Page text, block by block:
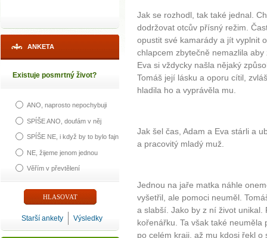
ANKETA
Existuje posmrtný život?
ANO, naprosto nepochybuji
SPÍŠE ANO, doufám v něj
SPÍŠE NE, i když by to bylo fajn
NE, žijeme jenom jednou
Věřím v převtělení
Starší ankety Výsledky
Jak se rozhodl, tak také jednal.
dodržovat otcův přísný režim.
opustit své kamarády a jít vyplnit
chlapcem zbytečně nemazlila
Eva si vždycky našla nějaký
Tomáš její lásku a oporu cítil,
hladila ho a vyprávěla mu.
Jak šel čas, Adam a Eva stárli a
a pracovitý mladý muž.
Jednou na jaře matka náhle
vyšetřil, ale pomoci neuměl.
a slabší. Jako by z ní život
kořenářku. Ta však také
po celém kraji, až mu kdosi řekl